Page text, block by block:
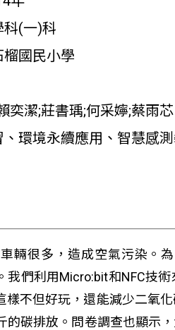
科(一)科
國民小學
奕潔;莊書瑀;何采嬣;蔡雨芯
環境永續應用、智慧感
輛很多，造成空氣污染。
我們利用Micro:bit和NFC技
樣不但好玩，還能減少二氧
的碳排放。問卷調查也顯示